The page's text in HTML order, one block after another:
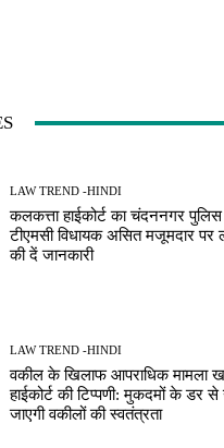
LAW TREND -HINDI
कलकत्ता हाईकोर्ट का चंदननगर पुलिस
टीएमसी विधायक असित मजूमदार पर
की दें जानकारी
LAW TREND -HINDI
वकील के खिलाफ आपराधिक मामला
हाईकोर्ट की टिप्पणी: मुकदमों के डर से
जाएगी वकीलों की स्वतंत्रता